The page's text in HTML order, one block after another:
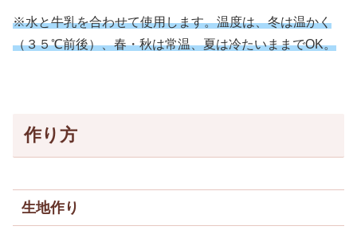
※水と牛乳を合わせて使用します。温度は、冬は温かく
（３５℃前後）、春・秋は常温、夏は冷たいままでOK。
作り方
生地作り